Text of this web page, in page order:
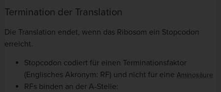
Termination der Translation
Die Translation endet, wenn das Ribosom ein Stopcodon
erreicht.
Stopcodon codiert für einen Terminationsfaktor
(Englisches Akronym: RF) und nicht für eine Aminosäure
RFs binden an der A-Stelle: